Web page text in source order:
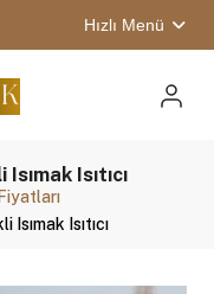
Hızlı Menü
Isıtıcı
Isıtıcı